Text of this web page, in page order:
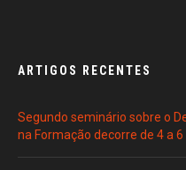
ARTIGOS RECENTES
Segundo seminário sobre o
na Formação decorre de 4 a